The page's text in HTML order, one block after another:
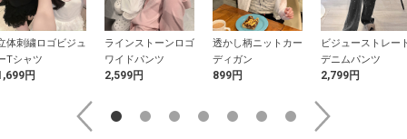
体刺繍ロゴビジュ
Tシャツ
円
ラインストーンロゴ
ワイドパンツ
2,599円
透かし柄ニットカー
ディガン
899円
ビジューストレー
デニムパンツ
2,799円